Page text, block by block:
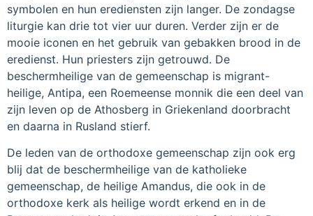
symbolen en hun erediensten zijn langer. De zondagse
liturgie kan drie tot vier uur duren. Verder zijn er de
mooie iconen en het gebruik van gebakken brood in de
eredienst. Hun priesters zijn getrouwd. De
beschermheilige van de gemeenschap is migrant-
heilige, Antipa, een Roemeense monnik die een deel van
zijn leven op de Athosberg in Griekenland doorbracht
en daarna in Rusland stierf.
De leden van de orthodoxe gemeenschap zijn ook erg
blij dat de beschermheilige van de katholieke
gemeenschap, de heilige Amandus, die ook in de
orthodoxe kerk als heilige wordt erkend en in de